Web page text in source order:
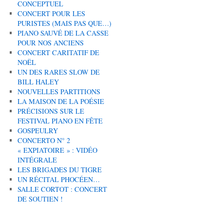
CONCEPTUEL
CONCERT POUR LES
PURISTES (MAIS PAS QUE…)
PIANO SAUVÉ DE LA CASSE
POUR NOS ANCIENS
CONCERT CARITATIF DE
NOËL
UN DES RARES SLOW DE
BILL HALEY
NOUVELLES PARTITIONS
LA MAISON DE LA POÉSIE
PRÉCISIONS SUR LE
FESTIVAL PIANO EN FÊTE
GOSPEULRY
CONCERTO N° 2
« EXPIATOIRE » : VIDÉO
INTÉGRALE
LES BRIGADES DU TIGRE
UN RÉCITAL PHOCÉEN…
SALLE CORTOT : CONCERT
DE SOUTIEN !